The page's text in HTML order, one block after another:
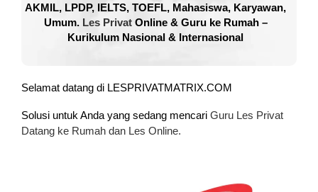
AKMIL, LPDP, IELTS, TOEFL, Mahasiswa, Karyawan,
Umum. Les PrivatOnline & Guru ke Rumah –
Kurikulum Nasional & Internasional
Selamat datang di LESPRIVATMATRIX.COM
Solusi untuk Anda yang sedang mencari Guru Les Privat
Datang ke Rumah dan Les Online.